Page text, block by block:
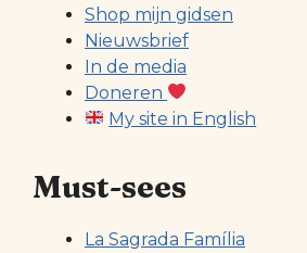
Shop mijn gidsen
Nieuwsbrief
In de media
Doneren
My site in English
Must-sees
La Sagrada Família